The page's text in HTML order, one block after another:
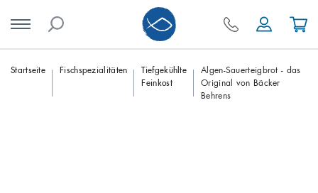
SkipStartseite Fischspezialitäten
Tiefgekühlte
Feinkost
Algen-Sauerteigbrot - das
Original von Bäcker
Behrens